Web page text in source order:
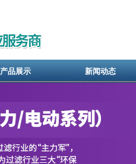
产品展示 新闻动态